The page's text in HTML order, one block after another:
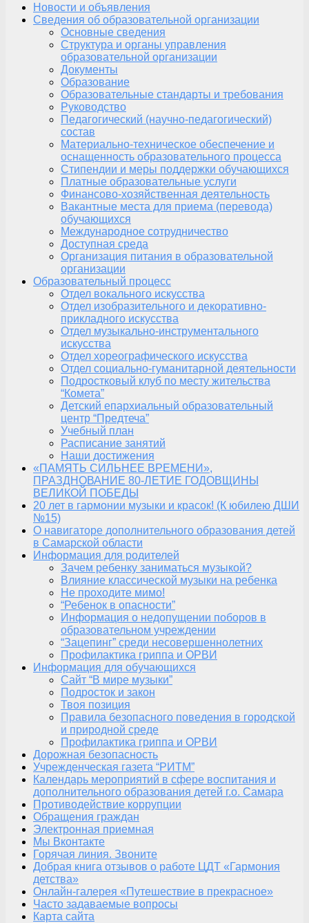
Новости и объявления
Сведения об образовательной организации
Основные сведения
Структура и органы управления
образовательной организации
Документы
Образование
Образовательные стандарты и требования
Руководство
Педагогический (научно-педагогический)
состав
Материально-техническое обеспечение и
оснащенность образовательного процесса
Стипендии и меры поддержки обучающихся
Платные образовательные услуги
Финансово-хозяйственная деятельность
Вакантные места для приема (перевода)
обучающихся
Международное сотрудничество
Доступная среда
Организация питания в образовательной
организации
Образовательный процесс
Отдел вокального искусства
Отдел изобразительного и декоративно-
прикладного искусства
Отдел музыкально-инструментального
искусства
Отдел хореографического искусства
Отдел социально-гуманитарной деятельности
Подростковый клуб по месту жительства
“Комета”
Детский епархиальный образовательный
центр “Предтеча”
Учебный план
Расписание занятий
Наши достижения
«ПАМЯТЬ СИЛЬНЕЕ ВРЕМЕНИ»,
ПРАЗДНОВАНИЕ 80-ЛЕТИЕ ГОДОВЩИНЫ
ВЕЛИКОЙ ПОБЕДЫ
20 лет в гармонии музыки и красок! (К юбилею ДШИ
№15)
О навигаторе дополнительного образования детей
в Самарской области
Информация для родителей
Зачем ребенку заниматься музыкой?
Влияние классической музыки на ребенка
Не проходите мимо!
“Ребенок в опасности”
Информация о недопущении поборов в
образовательном учреждении
“Зацепинг” среди несовершеннолетних
Профилактика гриппа и ОРВИ
Информация для обучающихся
Сайт “В мире музыки”
Подросток и закон
Твоя позиция
Правила безопасного поведения в городской
и природной среде
Профилактика гриппа и ОРВИ
Дорожная безопасность
Учрежденческая газета “РИТМ”
Календарь мероприятий в сфере воспитания и
дополнительного образования детей г.о. Самара
Противодействие коррупции
Обращения граждан
Электронная приемная
Мы Вконтакте
Горячая линия. Звоните
Добрая книга отзывов о работе ЦДТ «Гармония
детства»
Онлайн-галерея «Путешествие в прекрасное»
Часто задаваемые вопросы
Карта сайта